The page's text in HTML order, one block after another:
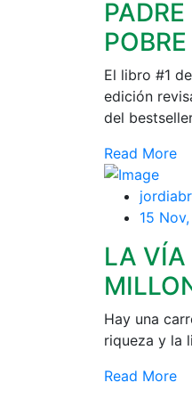
POBRE
El libro #1
edición
del
Read More
15
LA VÍA
Hay una
riqueza y la
Read More